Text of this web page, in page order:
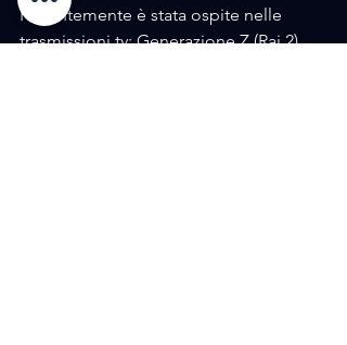
Recentemente è stata ospite nelle
trasmissioni tv: Generazione Z (Rai 2),